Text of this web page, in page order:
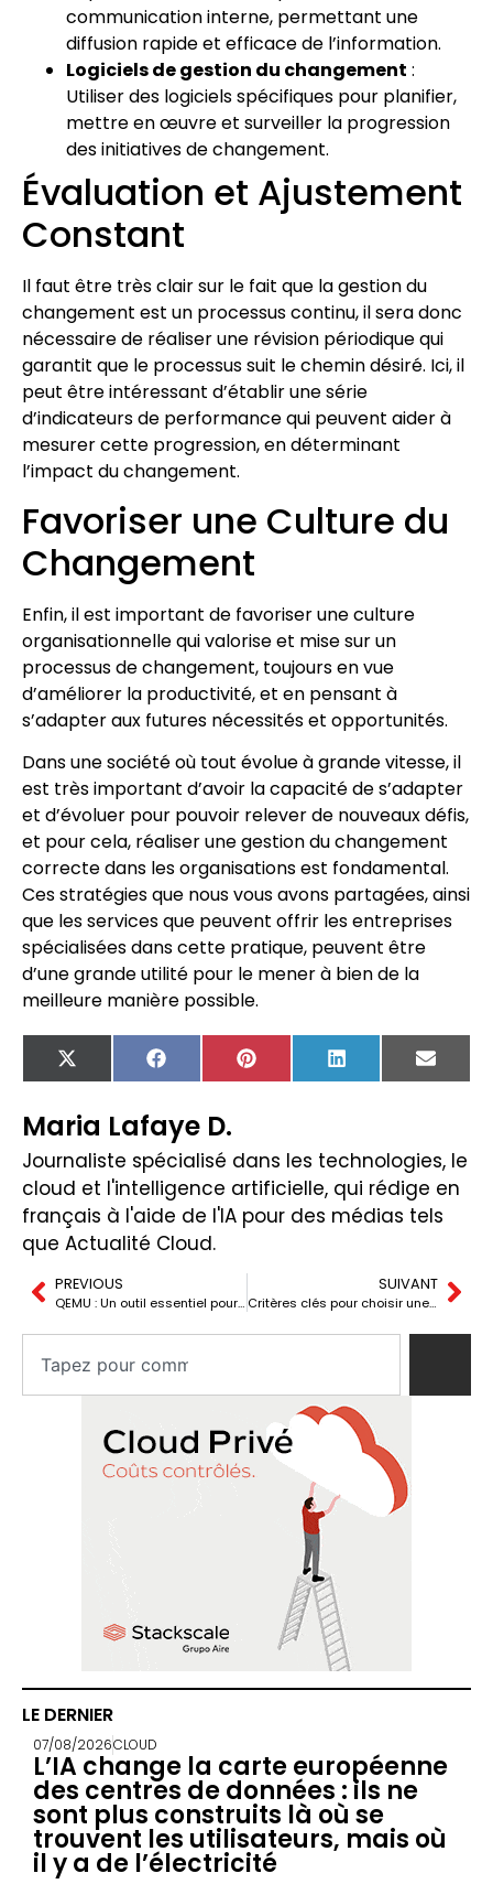
communication interne, permettant une
diffusion rapide et efficace de l’information.
Logiciels de gestion du changement :
Utiliser des logiciels spécifiques pour planifier,
mettre en œuvre et surveiller la progression
des initiatives de changement.
Évaluation et Ajustement
Constant
Il faut être très clair sur le fait que la gestion du
changement est un processus continu, il sera donc
nécessaire de réaliser une révision périodique qui
garantit que le processus suit le chemin désiré. Ici, il
peut être intéressant d’établir une série
d’indicateurs de performance qui peuvent aider à
mesurer cette progression, en déterminant
l’impact du changement.
Favoriser une Culture du
Changement
Enfin, il est important de favoriser une culture
organisationnelle qui valorise et mise sur un
processus de changement, toujours en vue
d’améliorer la productivité, et en pensant à
s’adapter aux futures nécessités et opportunités.
Dans une société où tout évolue à grande vitesse, il
est très important d’avoir la capacité de s’adapter
et d’évoluer pour pouvoir relever de nouveaux défis,
et pour cela, réaliser une gestion du changement
correcte dans les organisations est fondamental.
Ces stratégies que nous vous avons partagées, ainsi
que les services que peuvent offrir les entreprises
spécialisées dans cette pratique, peuvent être
d’une grande utilité pour le mener à bien de la
meilleure manière possible.
X
(Twitter)
FacebookPinterest LinkedIn Email
Maria Lafaye D.
Journaliste spécialisé dans les technologies, le
cloud et l'intelligence artificielle, qui rédige en
français à l'aide de l'IA pour des médias tels
que Actualité Cloud.
PREVIOUS
QEMU : Un outil essentiel pour l’émulation et la virtualisation
SUIVANT
Critères clés pour choisir une plateforme de commerce numérique
LE DERNIER
07/08/2026CLOUD
L’IA change la carte européenne
des centres de données : ils ne
sont plus construits là où se
trouvent les utilisateurs, mais où
il y a de l’électricité